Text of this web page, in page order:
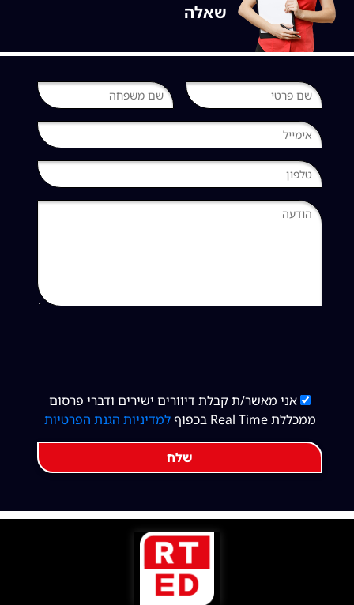
שאלה
אני מאשר/ת קבלת דיוורים ישירים ודברי פרסום
ממכללת Real Time בכפוף
למדיניות הגנת הפרטיות
שלח